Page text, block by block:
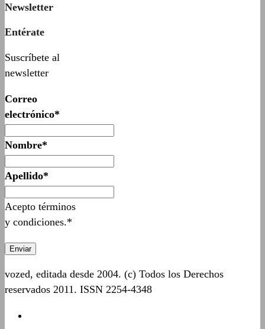
Newsletter
Entérate
Suscríbete al
newsletter
Correo
electrónico*
Nombre*
Apellido*
Acepto términos
y condiciones.*
vozed, editada desde 2004. (c) Todos los Derechos
reservados 2011. ISSN 2254-4348